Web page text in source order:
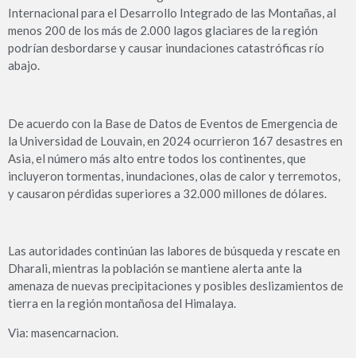
Internacional para el Desarrollo Integrado de las Montañas, al
menos 200 de los más de 2.000 lagos glaciares de la región
podrían desbordarse y causar inundaciones catastróficas río
abajo.
De acuerdo con la Base de Datos de Eventos de Emergencia de
la Universidad de Louvain, en 2024 ocurrieron 167 desastres en
Asia, el número más alto entre todos los continentes, que
incluyeron tormentas, inundaciones, olas de calor y terremotos,
y causaron pérdidas superiores a 32.000 millones de dólares.
Las autoridades continúan las labores de búsqueda y rescate en
Dharali, mientras la población se mantiene alerta ante la
amenaza de nuevas precipitaciones y posibles deslizamientos de
tierra en la región montañosa del Himalaya.
Via: masencarnacion.